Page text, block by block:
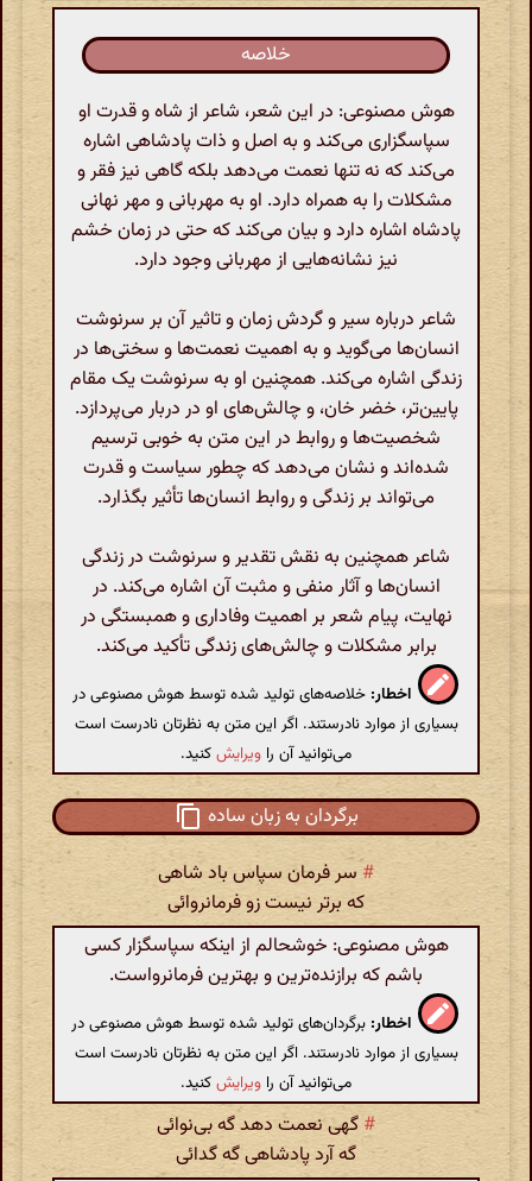
خلاصه
هوش مصنوعی: در این شعر، شاعر از شاه و قدرت او
سپاسگزاری می‌کند و به اصل و ذات پادشاهی اشاره
می‌کند که نه تنها نعمت می‌دهد بلکه گاهی نیز فقر و
مشکلات را به همراه دارد. او به مهربانی و مهر نهانی
پادشاه اشاره دارد و بیان می‌کند که حتی در زمان خشم
نیز نشانه‌هایی از مهربانی وجود دارد.
شاعر درباره سیر و گردش زمان و تاثیر آن بر سرنوشت
انسان‌ها می‌گوید و به اهمیت نعمت‌ها و سختی‌ها در
زندگی اشاره می‌کند. همچنین او به سرنوشت یک مقام
پایین‌تر، خضر خان، و چالش‌های او در دربار می‌پردازد.
شخصیت‌ها و روابط در این متن به خوبی ترسیم
شده‌اند و نشان می‌دهد که چطور سیاست و قدرت
می‌تواند بر زندگی و روابط انسان‌ها تأثیر بگذارد.
شاعر همچنین به نقش تقدیر و سرنوشت در زندگی
انسان‌ها و آثار منفی و مثبت آن اشاره می‌کند. در
نهایت، پیام شعر بر اهمیت وفاداری و همبستگی در
برابر مشکلات و چالش‌های زندگی تأکید می‌کند.
اخطار: خلاصه‌های تولید شده توسط هوش مصنوعی در
بسیاری از موارد نادرستند. اگر این متن به نظرتان نادرست است
می‌توانید آن را ویرایشکنید.
برگردان به زبان ساده
# سر فرمان سپاس باد شاهی
که برتر نیست زو فرمانروائی
هوش مصنوعی: خوشحالم از اینکه سپاسگزار کسی
باشم که برازنده‌ترین و بهترین فرمانرواست.
اخطار: برگردان‌های تولید شده توسط هوش مصنوعی در
بسیاری از موارد نادرستند. اگر این متن به نظرتان نادرست است
می‌توانید آن را ویرایشکنید.
# گهی نعمت دهد گه بی‌نوائی
گه آرد پادشاهی گه گدائی